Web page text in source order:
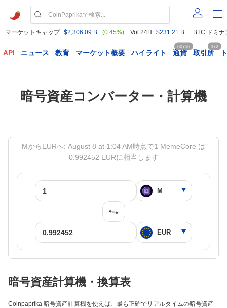
マーケットキャップ: $2,306.09 B (0.45%) Vol 24H: $231.21 B BTC ドミナ
API ニュース 教育 マーケット概要 ハイライト 通貨
60756
取引所
372
暗号資産コンバーター・計算機
MからEURへ: August 8 at 1:04 AM時点で1 MemeCore は
0.992452 EURに相当します
暗号資産計算機・換算表
Coinpaprika 暗号資産計算機を使えば、最も正確でリアルタイムの暗号資産